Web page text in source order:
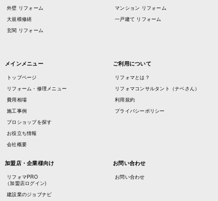
外壁 リフォーム
大規模修繕
玄関 リフォーム
マンション リフォーム
一戸建て リフォーム
メインメニュー
トップページ
リフォーム・修理メニュー
費用相場
施工事例
プロショップを探す
お役立ち情報
会社概要
ご利用について
リフォマとは？
リフォマコンサルタント（ナベさん）
利用規約
プライバシーポリシー
加盟店・企業様向け
リフォマPRO
（加盟店ログイン)
建設業のジョブナビ
お問い合わせ
お問い合わせ